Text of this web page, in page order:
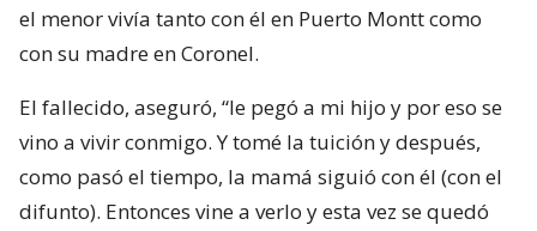
el menor vivía tanto con él en Puerto Montt como
con su madre en Coronel.
El fallecido, aseguró, “le pegó a mi hijo y por eso se
vino a vivir conmigo. Y tomé la tuición y después,
como pasó el tiempo, la mamá siguió con él (con el
difunto). Entonces vine a verlo y esta vez se quedó